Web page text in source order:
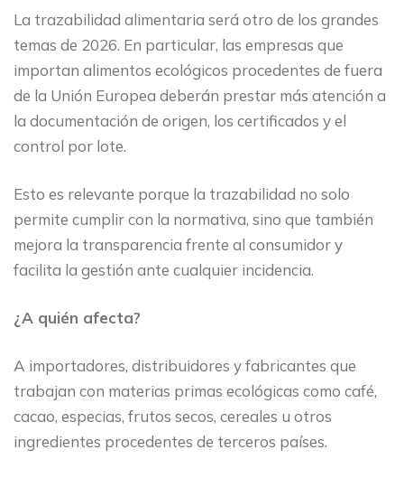
La trazabilidad alimentaria será otro de los grandes
temas de 2026. En particular, las empresas que
importan alimentos ecológicos procedentes de fuera
de la Unión Europea deberán prestar más atención a
la documentación de origen, los certificados y el
control por lote.
Esto es relevante porque la trazabilidad no solo
permite cumplir con la normativa, sino que también
mejora la transparencia frente al consumidor y
facilita la gestión ante cualquier incidencia.
¿A quién afecta?
A importadores, distribuidores y fabricantes que
trabajan con materias primas ecológicas como café,
cacao, especias, frutos secos, cereales u otros
ingredientes procedentes de terceros países.